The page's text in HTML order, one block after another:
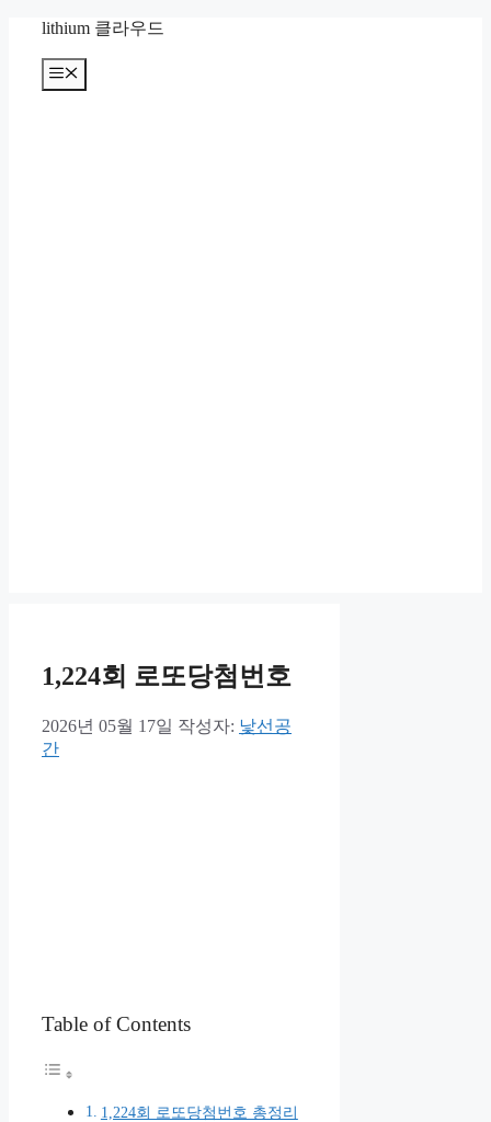
lithium 클라우드
메
뉴
1,224회 로또당첨번호
2026년 05월 17일 작성자: 낯선공
간
Table of Contents
1,224회 로또당첨번호 총정리